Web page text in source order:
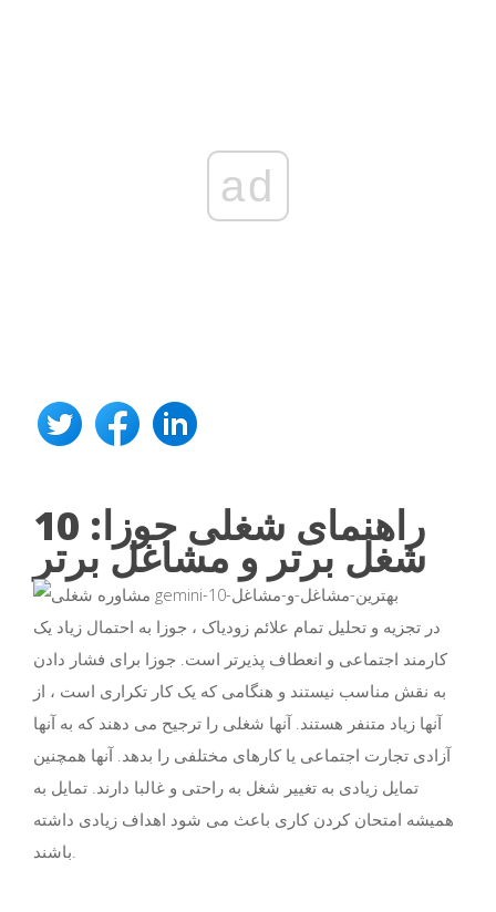
ad
راهنمای شغلی جوزا: 10
شغل برتر و مشاغل برتر
در تجزیه و تحلیل تمام علائم زودیاک ، جوزا به احتمال زیاد یک
کارمند اجتماعی و انعطاف پذیرتر است. جوزا برای فشار دادن
به نقش مناسب نیستند و هنگامی که یک کار تکراری است ، از
آنها زیاد متنفر هستند. آنها شغلی را ترجیح می دهند که به آنها
آزادی تجارت اجتماعی یا کارهای مختلفی را بدهد. آنها همچنین
تمایل زیادی به تغییر شغل به راحتی و غالبا دارند. تمایل به
همیشه امتحان کردن کاری باعث می شود اهداف زیادی داشته
باشند.